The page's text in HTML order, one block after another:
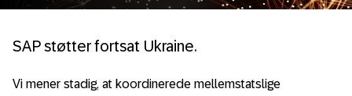
SAP støtter fortsat Ukraine.
Vi mener stadig, at koordinerede mellemstatslige